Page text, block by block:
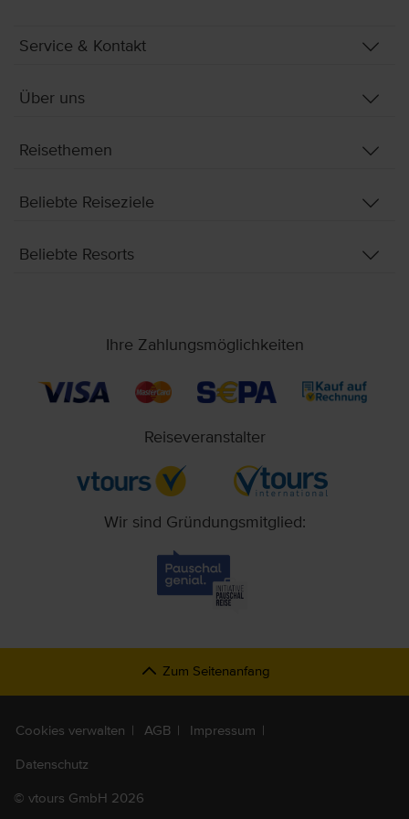
Service & Kontakt
Über uns
Reisethemen
Beliebte Reiseziele
Beliebte Resorts
Ihre Zahlungsmöglichkeiten
Reiseveranstalter
Wir sind Gründungsmitglied:
Zum Seitenanfang
Cookies verwalten AGB Impressum
Datenschutz
© vtours GmbH 2026